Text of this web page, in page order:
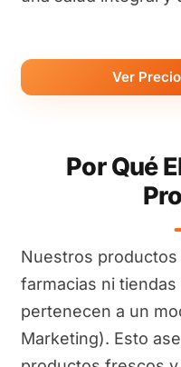
Ver
Por Qué
Nuestros
farmacias ni
pertenecen a un
Marketing). Esto